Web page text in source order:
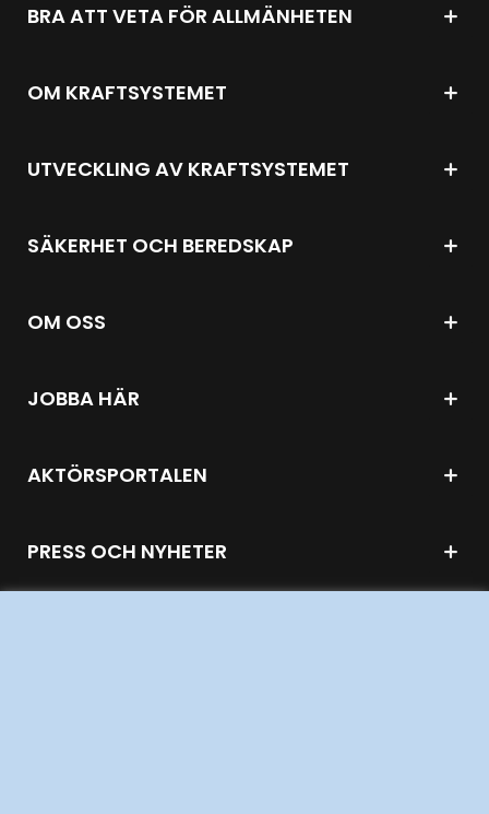
BRA ATT VETA FÖR ALLMÄNHETEN
OM KRAFTSYSTEMET
UTVECKLING AV KRAFTSYSTEMET
SÄKERHET OCH BEREDSKAP
OM OSS
JOBBA HÄR
AKTÖRSPORTALEN
PRESS OCH NYHETER